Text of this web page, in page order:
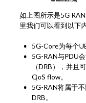
如上图所示是5G
里我们可以看到以下
5G-Core为每个
5G-RAN与PDU
（DRB），并且
QoS flow。
5G-RAN将属于
DRB。